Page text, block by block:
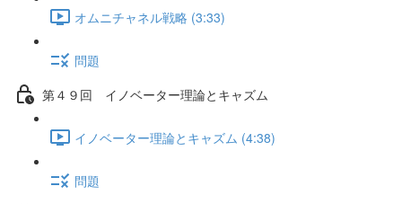
オムニチャネル戦略 (3:33)
問題
第４９回 イノベーター理論とキャズム
イノベーター理論とキャズム (4:38)
問題